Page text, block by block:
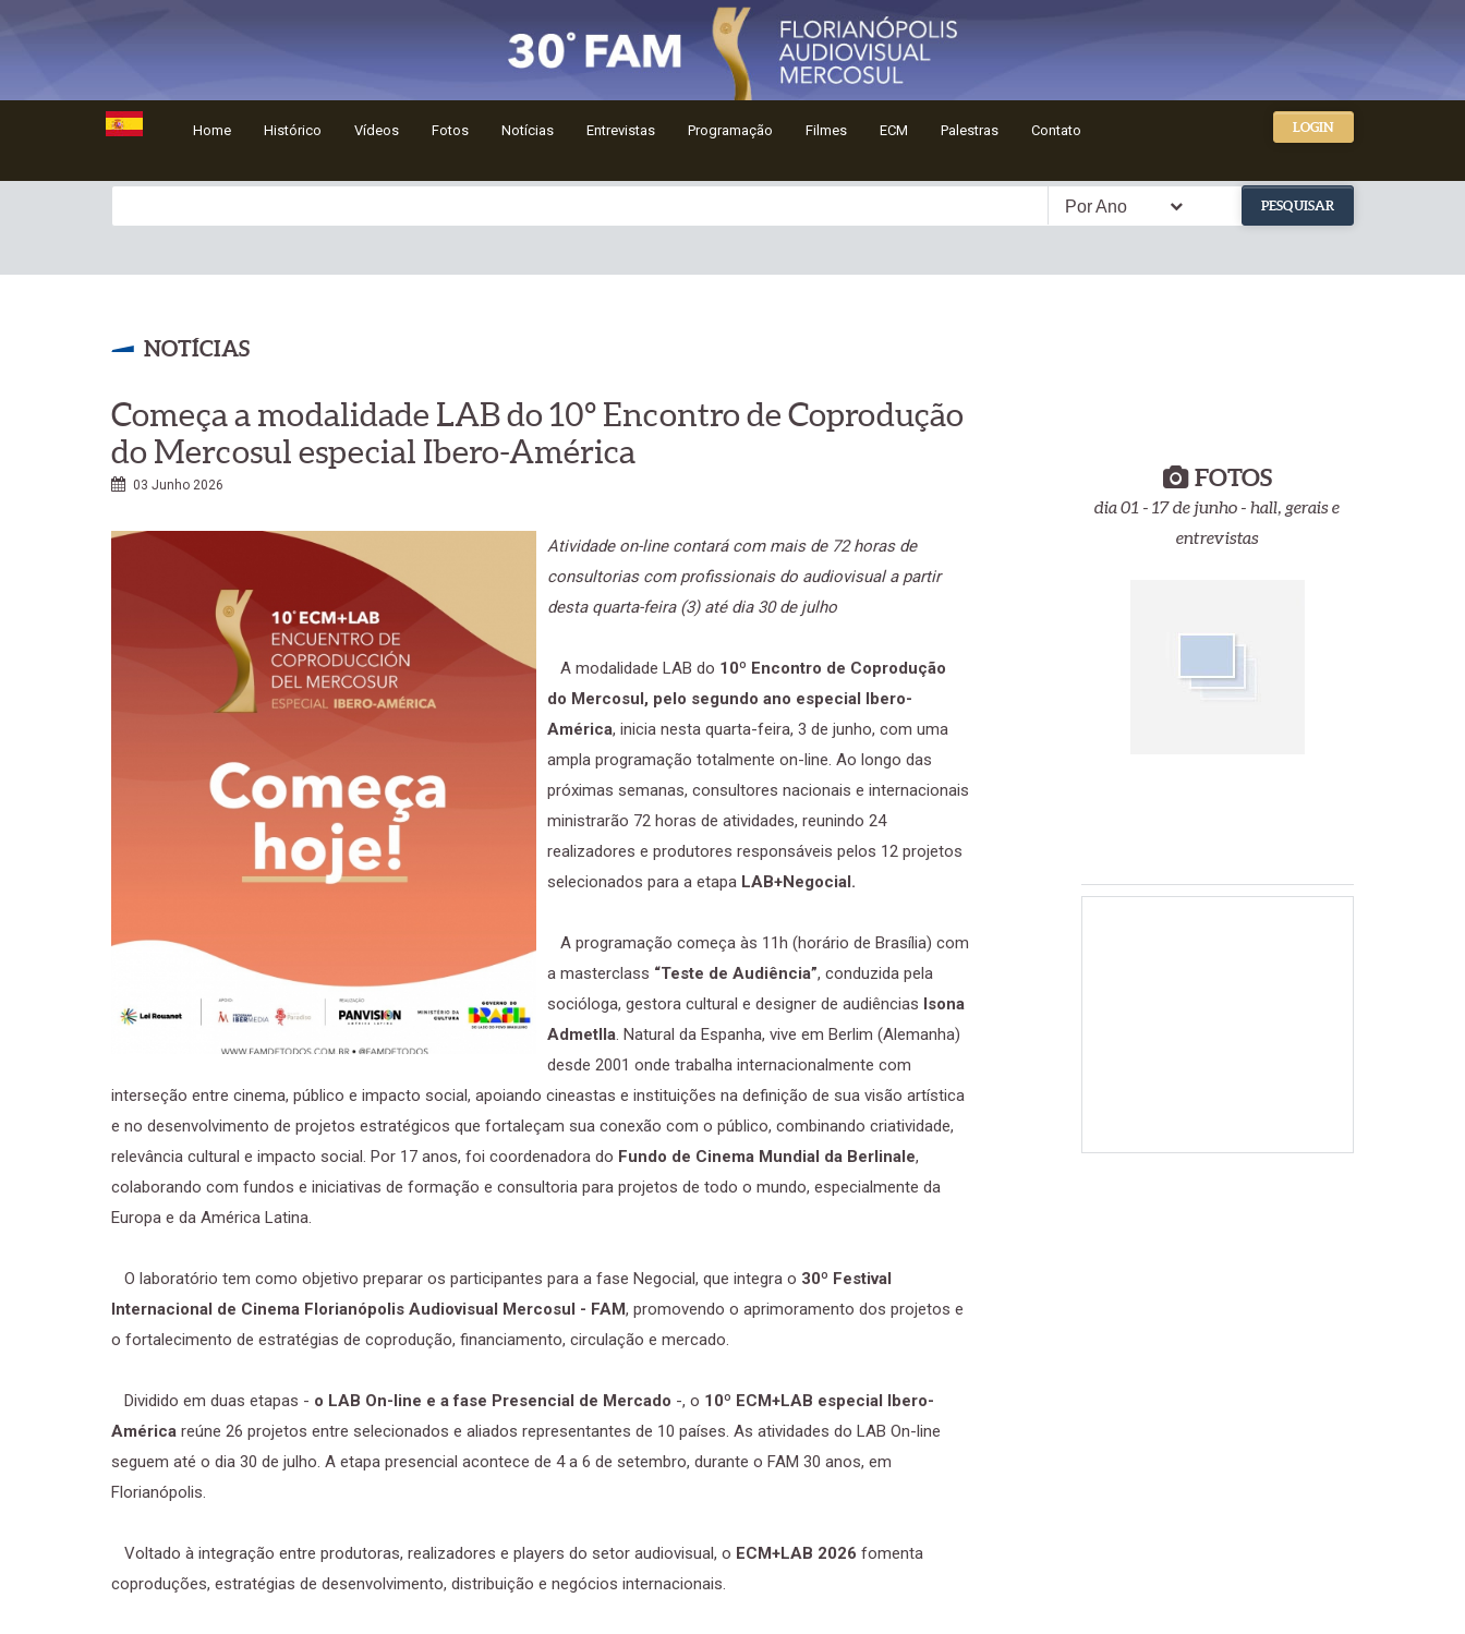
Home Histórico Vídeos Fotos Notícias Entrevistas Programação Filmes ECM Palestras Contato LOGIN
Por Ano PESQUISAR
NOTÍCIAS
Começa a modalidade LAB do 10º Encontro de Coprodução
do Mercosul especial Ibero-América
03 Junho 2026
Atividade on-line contará com mais de 72 horas de
consultorias com profissionais do audiovisual a partir
desta quarta-feira (3) até dia 30 de julho
A modalidade LAB do 10º Encontro de Coprodução
do Mercosul, pelo segundo ano especial Ibero-
América, inicia nesta quarta-feira, 3 de junho, com uma
ampla programação totalmente on-line. Ao longo das
próximas semanas, consultores nacionais e internacionais
ministrarão 72 horas de atividades, reunindo 24
realizadores e produtores responsáveis pelos 12 projetos
selecionados para a etapa LAB+Negocial.
A programação começa às 11h (horário de Brasília) com
a masterclass “Teste de Audiência”, conduzida pela
socióloga, gestora cultural e designer de audiências Isona
Admetlla. Natural da Espanha, vive em Berlim (Alemanha)
desde 2001 onde trabalha internacionalmente com
interseção entre cinema, público e impacto social, apoiando cineastas e instituições na definição de sua visão artística
e no desenvolvimento de projetos estratégicos que fortaleçam sua conexão com o público, combinando criatividade,
relevância cultural e impacto social. Por 17 anos, foi coordenadora do Fundo de Cinema Mundial da Berlinale,
colaborando com fundos e iniciativas de formação e consultoria para projetos de todo o mundo, especialmente da
Europa e da América Latina.
O laboratório tem como objetivo preparar os participantes para a fase Negocial, que integra o 30º Festival
Internacional de Cinema Florianópolis Audiovisual Mercosul - FAM, promovendo o aprimoramento dos projetos e
o fortalecimento de estratégias de coprodução, financiamento, circulação e mercado.
Dividido em duas etapas - o LAB On-line e a fase Presencial de Mercado -, o 10º ECM+LAB especial Ibero-
América reúne 26 projetos entre selecionados e aliados representantes de 10 países. As atividades do LAB On-line
seguem até o dia 30 de julho. A etapa presencial acontece de 4 a 6 de setembro, durante o FAM 30 anos, em
Florianópolis.
Voltado à integração entre produtoras, realizadores e players do setor audiovisual, o ECM+LAB 2026 fomenta
coproduções, estratégias de desenvolvimento, distribuição e negócios internacionais.
FOTOS
dia 01 - 17 de junho - hall, gerais e
entrevistas